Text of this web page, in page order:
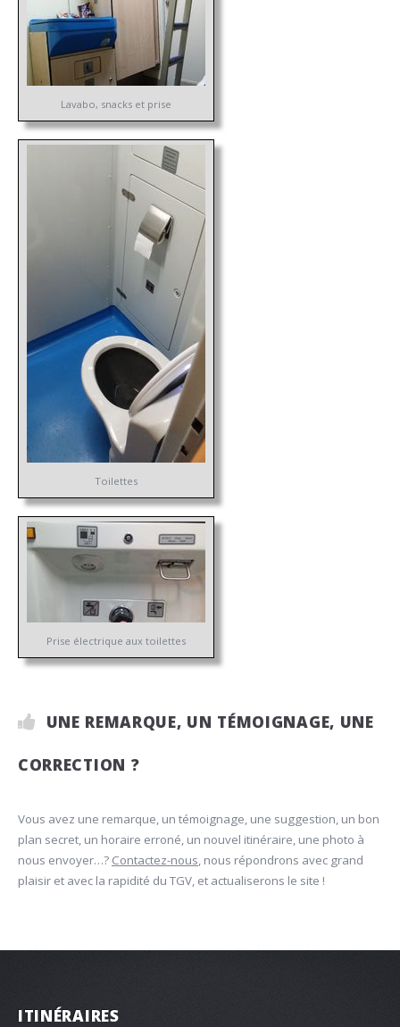
Lavabo, snacks et prise
Toilettes
Prise électrique aux toilettes
UNE REMARQUE, UN TÉMOIGNAGE, UNE
CORRECTION ?
Vous avez une remarque, un témoignage, une suggestion, un bon
plan secret, un horaire erroné, un nouvel itinéraire, une photo à
nous envoyer…? Contactez-nous, nous répondrons avec grand
plaisir et avec la rapidité du TGV, et actualiserons le site !
ITINÉRAIRES